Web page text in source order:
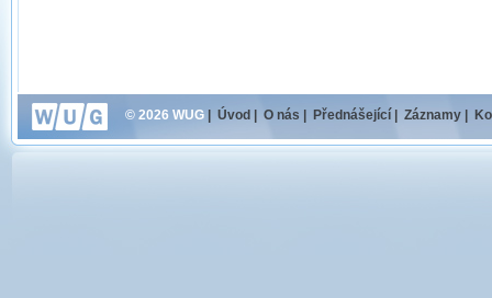
© 2026 WUG Úvod O nás Přednášející Záznamy